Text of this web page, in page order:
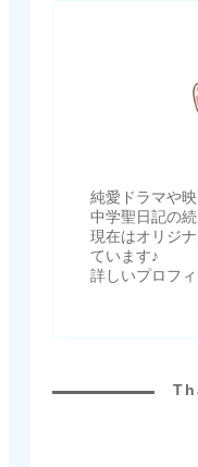
純愛ドラマや
中学聖日記の続
現在はオリジ
ています♪
詳しいプロフ